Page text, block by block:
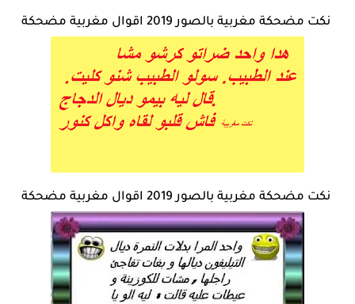
نكت مضحكة مغربية بالصور 2019 اقوال مغربية مضحكة
نكت مضحكة مغربية بالصور 2019 اقوال مغربية مضحكة